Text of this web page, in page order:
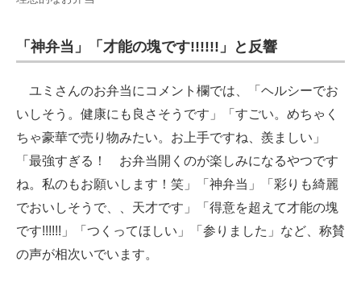
「神弁当」「才能の塊です!!!!!!」と反響
ユミさんのお弁当にコメント欄では、「ヘルシーでお
いしそう。健康にも良さそうです」「すごい。めちゃく
ちゃ豪華で売り物みたい。お上手ですね、羨ましい」
「最強すぎる！ お弁当開くのが楽しみになるやつです
ね。私のもお願いします！笑」「神弁当」「彩りも綺麗
でおいしそうで、、天才です」「得意を超えて才能の塊
です!!!!!!」「つくってほしい」「参りました」など、称賛
の声が相次いでいます。